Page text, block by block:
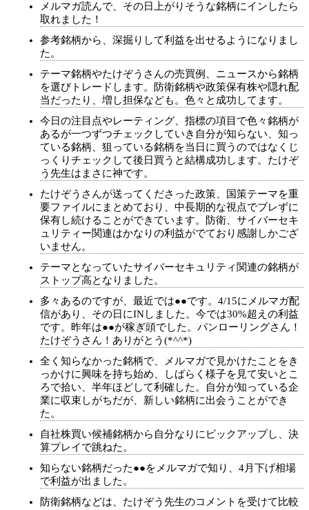
メルマガ読んで、その日上がりそうな銘柄にインしたら
取れました！
参考銘柄から、深掘りして利益を出せるようになりまし
た。
テーマ銘柄やたけぞうさんの売買例、ニュースから銘柄
を選びトレードします。防衛銘柄や政策保有株や隠れ配
当だったり、増し担保なども。色々と成功してます。
今日の注目点やレーティング、指標の項目で色々銘柄が
あるが一つずつチェックしていき自分が知らない、知っ
ている銘柄、狙っている銘柄を当日に買うのではなくじ
っくりチェックして後日買うと結構成功します。たけぞ
う先生はまさに神です。
たけぞうさんが送ってくださった政策、国策テーマを重
要ファイルにまとめており、中長期的な視点でブレずに
保有し続けることができています。防衛、サイバーセキ
ュリティー関連はかなりの利益がでており感謝しかござ
いません。
テーマとなっていたサイバーセキュリティ関連の銘柄が
ストップ高となりました。
多々あるのですが、最近では●●です。4/15にメルマガ配
信があり、その日にINしました。今では30%超えの利益
です。昨年は●●が稼ぎ頭でした。パンローリングさん！
たけぞうさん！ありがとう(*^^*)
全く知らなかった銘柄で、メルマガで見かけたことをき
っかけに興味を持ち始め、しばらく様子を見て安いとこ
ろで拾い、半年ほどして利確した。自分が知っている企
業に収束しがちだが、新しい銘柄に出会うことができ
た。
自社株買い候補銘柄から自分なりにピックアップし、決
算プレイで跳ねた。
知らない銘柄だった●●をメルマガで知り、4月下げ相場
で利益が出ました。
防衛銘柄などは、たけぞう先生のコメントを受けて比較